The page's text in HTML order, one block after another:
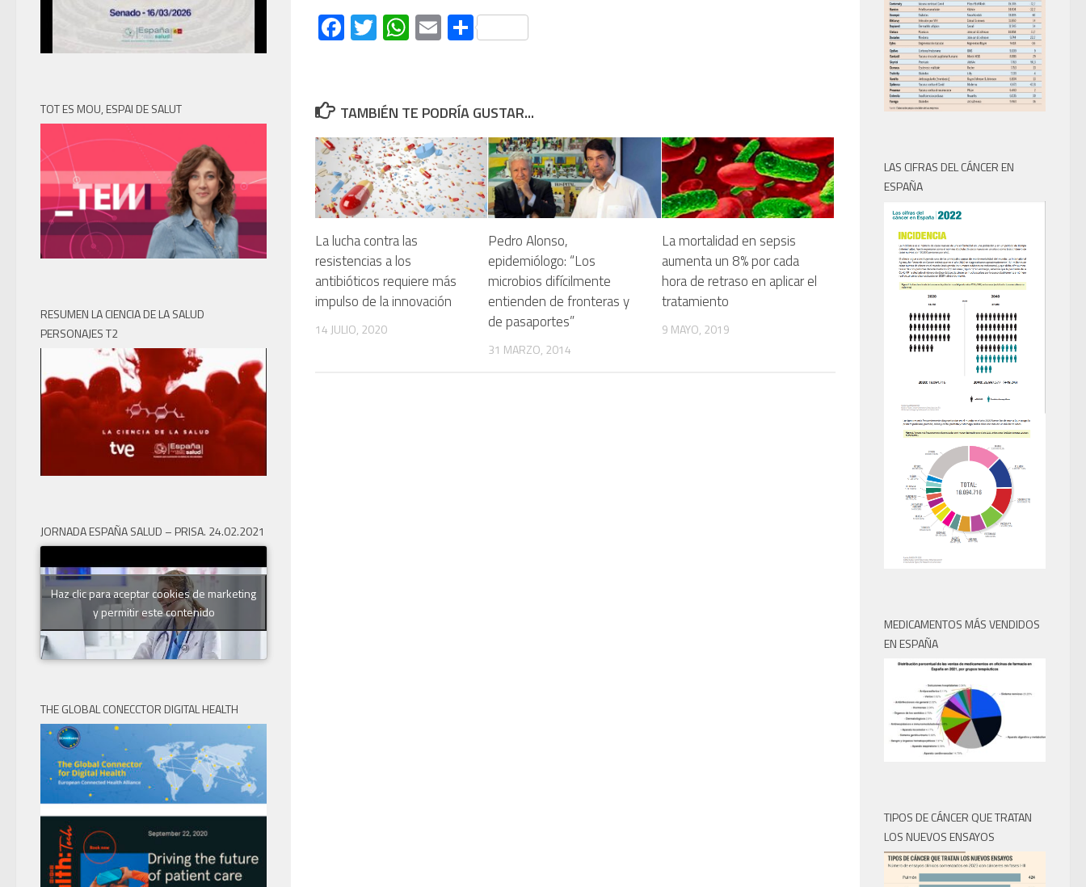
Facebook
Twitter
WhatsApp
EmailCompartir
TAMBIÉN TE PODRÍA GUSTAR...
La lucha contra las
resistencias a los
antibióticos requiere más
impulso de la innovación
14 JULIO, 2020
Pedro Alonso,
epidemiólogo: “Los
microbios difícilmente
entienden de fronteras y
de pasaportes”
31 MARZO, 2014
La mortalidad en sepsis
aumenta un 8% por cada
hora de retraso en aplicar el
tratamiento
9 MAYO, 2019
TOT ES MOU, ESPAI DE SALUT
RESUMEN LA CIENCIA DE LA SALUD
PERSONAJES T2
JORNADA ESPAÑA SALUD – PRISA. 24.02.2021
Haz clic para aceptar cookies de marketing
y permitir este contenido
THE GLOBAL CONECCTOR DIGITAL HEALTH
LAS CIFRAS DEL CÁNCER EN
ESPAÑA
MEDICAMENTOS MÁS VENDIDOS
EN ESPAÑA
TIPOS DE CÁNCER QUE TRATAN
LOS NUEVOS ENSAYOS